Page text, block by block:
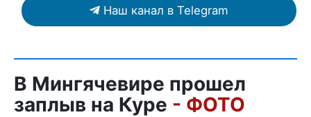
Наш канал в Telegram
В Мингячевире прошел
заплыв на Куре - ФОТО